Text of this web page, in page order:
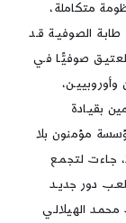
متكاملة،
الصوفيـة قـد
صوفيًّـا فـي
وأوروبييـن،
بقيـادة
مؤمنون بلا
حدود للدراسات والأبحاث التي تأسست سنة 2013، جـاءت لتجمـع
دور جديـد
الهيلالـي